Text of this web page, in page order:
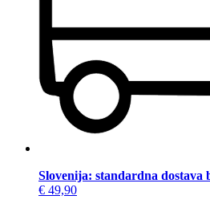
Slovenija: standardna dostava
€ 49,90